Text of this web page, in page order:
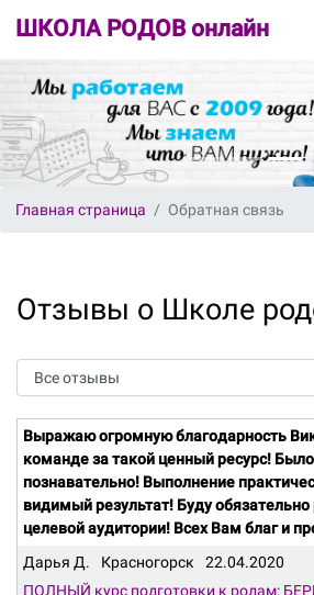
ШКОЛА РОДОВ онлайн
Главная страница Обратная связь
Отзывы о Школе
Выражаю огромную благодарность
команде за такой ценный ресурс!
познавательно! Выполнение
видимый результат! Буду
целевой аудитории! Всех Вам благ и
Дарья Д.
Красногорск
22.04.2020
ПОЛНЫЙ курс подготовки к родам: